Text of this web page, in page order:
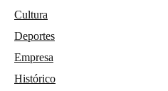
Cultura
Deportes
Empresa
Histórico